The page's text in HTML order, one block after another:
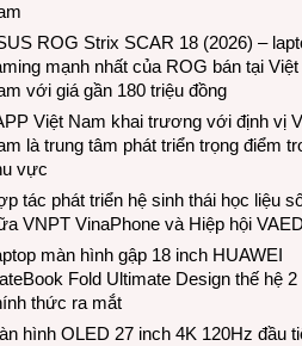
ROG Strix SCAR 18 (2026) –
mạnh nhất của ROG bán tại Việt
với giá gần 180 triệu đồng
Việt Nam khai trương với định vị
là trung tâm phát triển trọng điểm
vực
tác phát triển hệ sinh thái học liệu
VNPT VinaPhone và Hiệp hội
màn hình gập 18 inch HUAWEI
Fold Ultimate Design thế hệ 2
thức ra mắt
hình OLED 27 inch 4K 120Hz đầu